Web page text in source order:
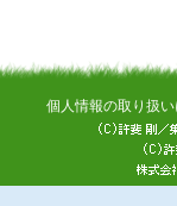
個人情報の取り扱